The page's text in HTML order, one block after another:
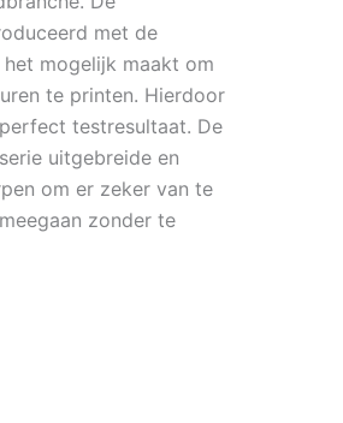
met de
mogelijk maakt om
te printen. Hierdoor
testresultaat. De
uitgebreide en
om er zeker van te
zonder te